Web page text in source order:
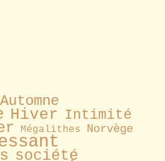
Automne
Hiver Intimité
Mégalithes Norvège
société